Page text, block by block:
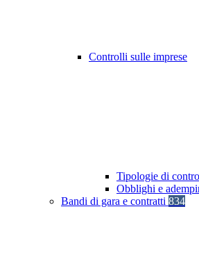
Controlli sulle imprese
Tipologie di
Obblighi e
Bandi di gara e contratti 834